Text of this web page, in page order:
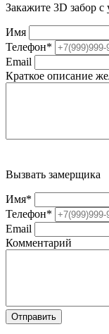
Закажите 3D забор
Имя
Телефон*
Email
Краткое описание
Вызвать замерщика
Имя*
Телефон*
Email
Комментарий